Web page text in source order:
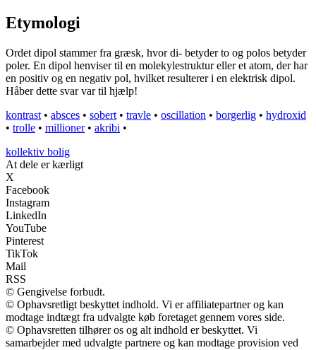
Etymologi
Ordet dipol stammer fra græsk, hvor di- betyder to og polos betyder
poler. En dipol henviser til en molekylestruktur eller et atom, der har
en positiv og en negativ pol, hvilket resulterer i en elektrisk dipol.
Håber dette svar var til hjælp!
kontrast • absces • sobert • travle • oscillation • borgerlig • hydroxid
• trolle • millioner• akribi •
kollektiv bolig
At dele er kærligt
X
Facebook
Instagram
LinkedIn
YouTube
Pinterest
TikTok
Mail
RSS
© Gengivelse forbudt.
© Ophavsretligt beskyttet indhold. Vi er affiliatepartner og kan
modtage indtægt fra udvalgte køb foretaget gennem vores side.
© Ophavsretten tilhører os og alt indhold er beskyttet. Vi
samarbejder med udvalgte partnere og kan modtage provision ved